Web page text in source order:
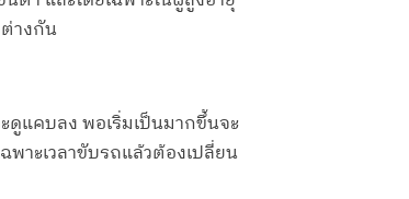
างกัน
ดูแคบลง พอเริ่มเป็นมากขึ้นจะ
พาะเวลาขับรถแล้วต้องเปลี่ยน